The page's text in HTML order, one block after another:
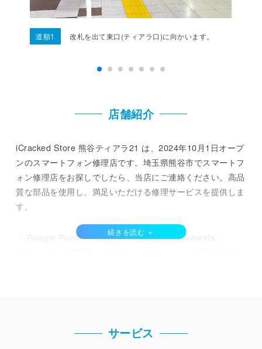
道順1 改札を出て東口(ティアラ口)に向かいます。
店舗紹介
iCracked Store 熊谷ティアラ21 は、2024年10月1日オープ
ンのスマートフォン修理店です。埼玉県熊谷市でスマートフ
ォン修理店をお探しでしたら、当店にご連絡ください。高品
質な部品を使用し、満足いただける修理サービスを提供しま
す。
「 Google Pixel 」「SHARP AQUOS」「Motorola」
最近は、スマートフォンの価格が高くなっていることもあ
り、これからは修理をして使用を続ける方が増えていく傾向
サービス